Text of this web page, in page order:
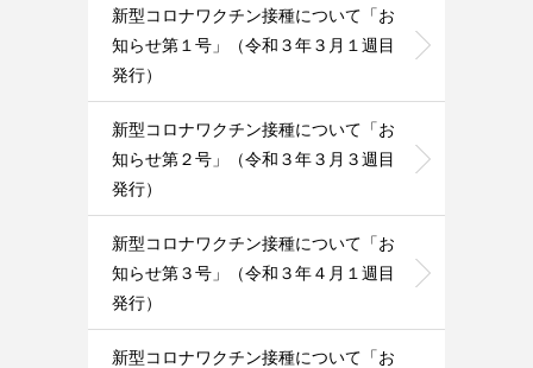
新型コロナワクチン接種について「お
知らせ第１号」（令和３年３月１週目
発行）
新型コロナワクチン接種について「お
知らせ第２号」（令和３年３月３週目
発行）
新型コロナワクチン接種について「お
知らせ第３号」（令和３年４月１週目
発行）
新型コロナワクチン接種について「お